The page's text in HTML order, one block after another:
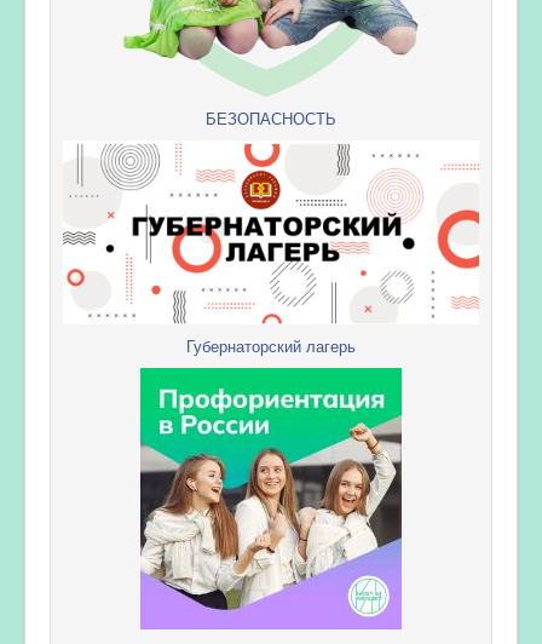
БЕЗОПАСНОСТЬ
Губернаторский лагерь